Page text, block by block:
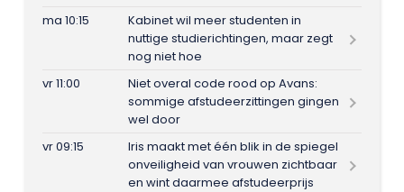
ma 10:15
Kabinet wil meer studenten in
nuttige studierichtingen, maar zegt
nog niet hoe
vr 11:00
Niet overal code rood op Avans:
sommige afstudeerzittingen gingen
wel door
vr 09:15
Iris maakt met één blik in de spiegel
onveiligheid van vrouwen zichtbaar
en wint daarmee afstudeerprijs